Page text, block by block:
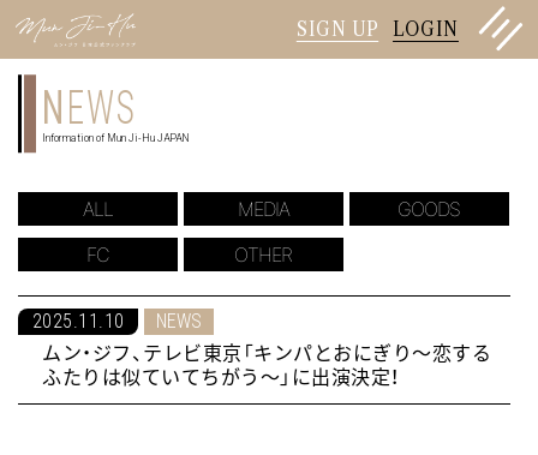
SIGN UP LOGIN
NEWS
Information of Mun Ji-Hu JAPAN
ALL MEDIA
GOODS
FC
OTHER
2025.11.10 NEWS
ムン・ジフ、テレビ東京「キンパとおにぎり〜恋する
ふたりは似ていてちがう〜」に出演決定！